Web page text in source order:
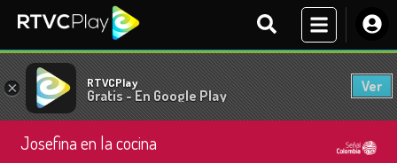
× RTVCPlay
Gratis - En Google Play
Ver
Josefina en la cocina